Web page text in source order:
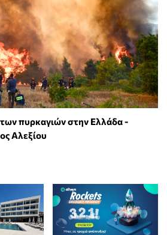
πυρκαγιών στην Ελλάδα -
Αλεξίου